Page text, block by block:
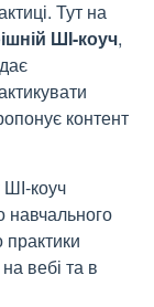
Тут на
ШІ-коуч,
контент
коуч
навчального
вебі та в